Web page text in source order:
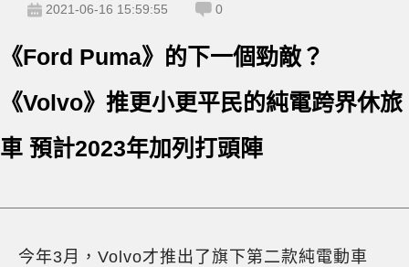
2021-06-16 15:59:55 0
《Ford Puma》的下一個勁敵？
《Volvo》推更小更平民的純電跨界休旅
車 預計2023年加列打頭陣
今年3月，Volvo才推出了旗下第二款純電動車